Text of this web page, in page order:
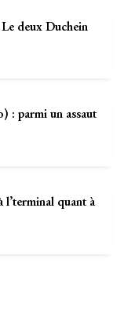
deux Duchein
: parmi un assaut
l’terminal quant à